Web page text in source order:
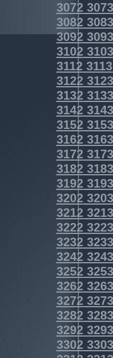
30723073
30823083
30923093
31023103
31123113
31223123
31323133
31423143
31523153
31623163
31723173
31823183
31923193
32023203
32123213
32223223
32323233
32423243
32523253
32623263
32723273
32823283
32923293
33023303